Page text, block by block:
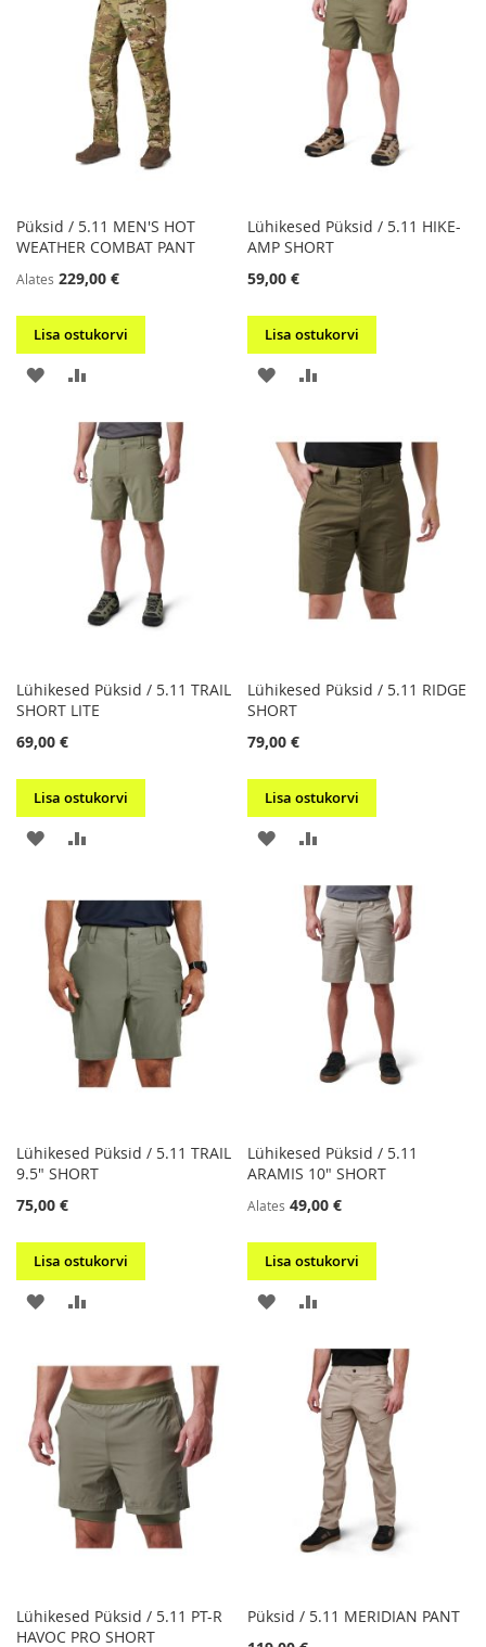
Püksid / 5.11 MEN'S HOT
WEATHER COMBAT PANT
Alates 229,00 €
Lisa ostukorvi
LISA
Lühikesed Püksid / 5.11 HIKE-
AMP SHORT
59,00 €
Lisa ostukorvi
LISA
Lühikesed Püksid / 5.11 TRAIL
SHORT LITE
69,00 €
Lisa ostukorvi
LISA
Lühikesed Püksid / 5.11 RIDGE
SHORT
79,00 €
Lisa ostukorvi
LISA
Lühikesed Püksid / 5.11 TRAIL
9.5" SHORT
75,00 €
Lisa ostukorvi
LISA
Lühikesed Püksid / 5.11
ARAMIS 10" SHORT
Alates 49,00 €
Lisa ostukorvi
LISA
Lühikesed Püksid / 5.11 PT-R
HAVOC PRO SHORT
Püksid / 5.11 MERIDIAN PANT